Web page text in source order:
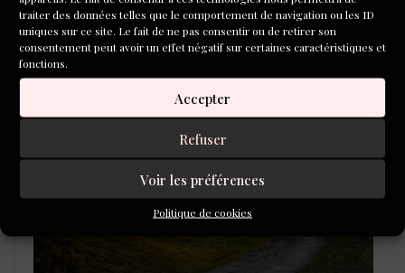
traiter des données telles que le comportement de navigation ou les ID
uniques sur ce site. Le fait de ne pas consentir ou de retirer son
consentement peut avoir un effet négatif sur certaines caractéristiques et
fonctions.
Accepter
Refuser
Voir les préférences
Politique de cookies
LAURÉATS DU CONCOURS DE